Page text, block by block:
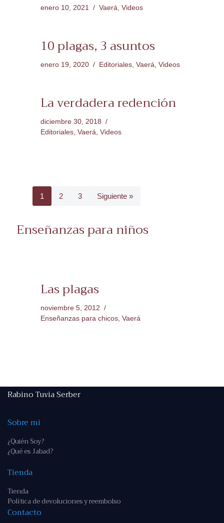
enero 10, 2021 Vaerá, Videos
10 plagas, 3 asuntos
enero 19, 2020 Editoriales, Vaerá, Videos
La verdadera redención
diciembre 30, 2018
Editoriales, Vaerá, Videos
1 2 3 Siguiente »
Enseñanzas para niños
Las plagas
noviembre 5, 2012
Enseñanzas para chicos, Vaerá
Rabino Tuvia Serber
Sobre mi
¿Quién Soy?
¿Qué es Jabad?
Tienda
Tienda
Política de devoluciones y reembolso
Contacto